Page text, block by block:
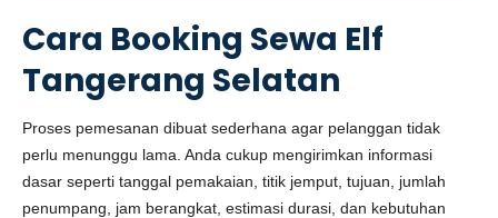
Cara Booking Sewa Elf
Tangerang Selatan
Proses pemesanan dibuat sederhana agar pelanggan tidak
perlu menunggu lama. Anda cukup mengirimkan informasi
dasar seperti tanggal pemakaian, titik jemput, tujuan, jumlah
penumpang, jam berangkat, estimasi durasi, dan kebutuhan